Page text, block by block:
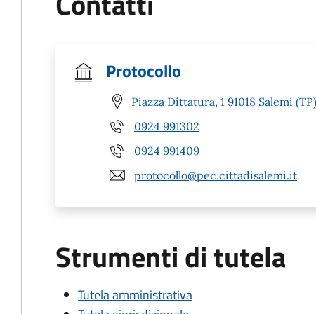
Protocollo
Piazza Dittatura, 1 91018 Salemi (TP)
0924 991302
0924 991409
protocollo@pec.cittadisalemi.it
Strumenti di tutela
Tutela amministrativa